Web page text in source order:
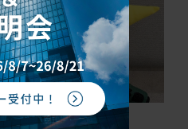
働く環境 社内制度